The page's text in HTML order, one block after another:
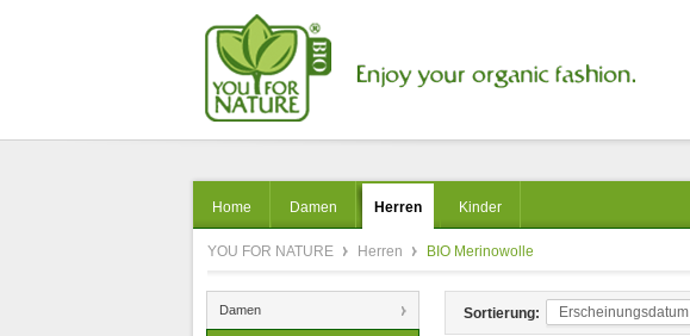
Home Damen Herren Kinder
YOU FOR NATURE Herren BIO Merinowolle
Damen Sortierung: Erscheinungsdatum